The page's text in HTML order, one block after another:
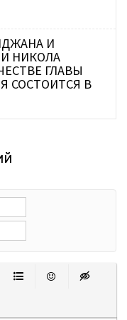
И
НИКОЛА
ГЛАВЫ
СОСТОИТСЯ В